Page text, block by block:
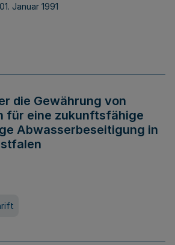
Januar 1991
die Gewährung von
für eine zukunftsfähige
Abwasserbeseitigung in